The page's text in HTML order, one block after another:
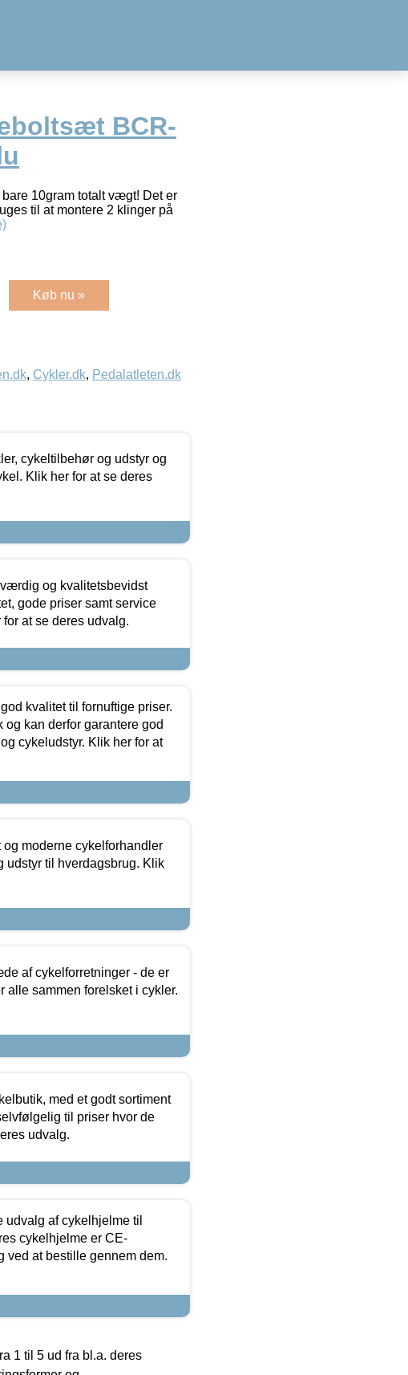
BCR-
10gram totalt vægt! Det er
til at montere 2 klinger på
Køb nu »
, Cykler.dk, Pedalatleten.dk
cykeltilbehør og udstyr og
Klik her for at se deres
og kvalitetsbevidst
gode priser samt service
at se deres udvalg.
kvalitet til fornuftige priser.
kan derfor garantere god
cykeludstyr. Klik her for at
moderne cykelforhandler
udstyr til hverdagsbrug. Klik
af cykelforretninger - de er
alle sammen forelsket i cykler.
med et godt sortiment
til priser hvor de
udvalg.
af cykelhjelme til
cykelhjelme er CE-
ved at bestille gennem dem.
1 til 5 ud fra bl.a. deres